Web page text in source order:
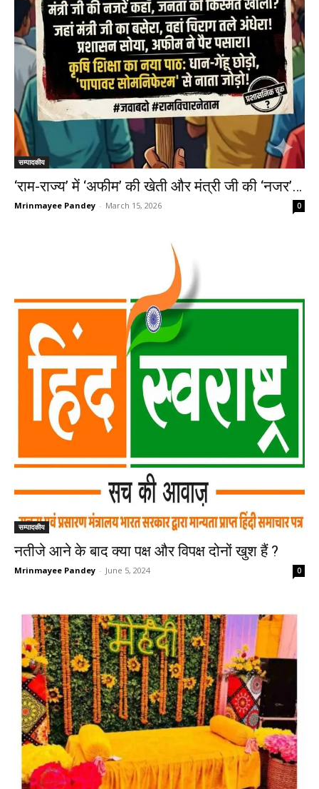
सम्पादकीय
‘राम-राज्य’ में ‘अफीम’ की खेती और मंत्री जी की ‘नजर’…
Mrinmayee Pandey - March 15, 2026 0
सम्पादकीय
नतीजे आने के बाद क्या पक्ष और विपक्ष दोनों खुश हैं ?
Mrinmayee Pandey - June 5, 2024 0